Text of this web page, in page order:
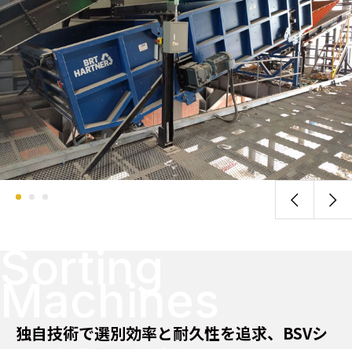
独自技術で選別効率と耐久性を追求、BSVシ